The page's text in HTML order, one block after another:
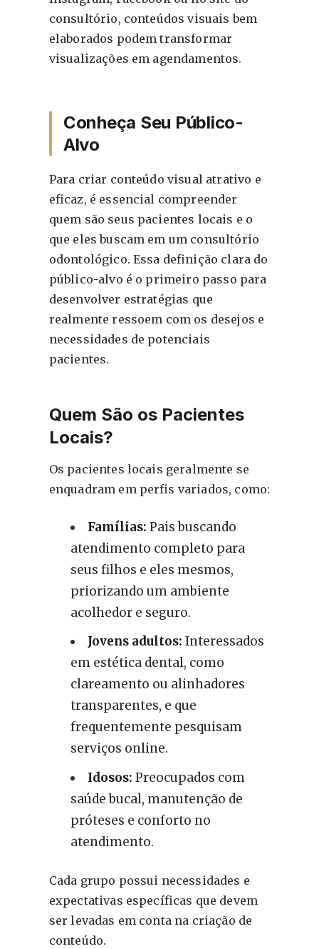
consultório, conteúdos visuais bem
elaborados podem transformar
visualizações em agendamentos.
Conheça Seu Público-
Alvo
Para criar conteúdo visual atrativo e
eficaz, é essencial compreender
quem são seus pacientes locais e o
que eles buscam em um consultório
odontológico. Essa definição clara do
público-alvo é o primeiro passo para
desenvolver estratégias que
realmente ressoem com os desejos e
necessidades de potenciais
pacientes.
Quem São os Pacientes
Locais?
Os pacientes locais geralmente se
enquadram em perfis variados, como:
Famílias: Pais buscando
atendimento completo para
seus filhos e eles mesmos,
priorizando um ambiente
acolhedor e seguro.
Jovens adultos: Interessados
em estética dental, como
clareamento ou alinhadores
transparentes, e que
frequentemente pesquisam
serviços online.
Idosos: Preocupados com
saúde bucal, manutenção de
próteses e conforto no
atendimento.
Cada grupo possui necessidades e
expectativas específicas que devem
ser levadas em conta na criação de
conteúdo.